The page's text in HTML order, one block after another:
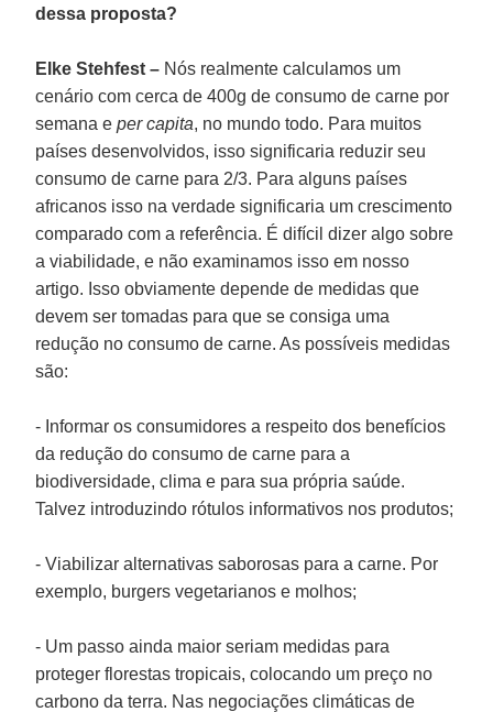
dessa proposta?
Elke Stehfest – Nós realmente calculamos um
cenário com cerca de 400g de consumo de carne por
semana eper capita, no mundo todo. Para muitos
países desenvolvidos, isso significaria reduzir seu
consumo de carne para 2/3. Para alguns países
africanos isso na verdade significaria um crescimento
comparado com a referência. É difícil dizer algo sobre
a viabilidade, e não examinamos isso em nosso
artigo. Isso obviamente depende de medidas que
devem ser tomadas para que se consiga uma
redução no consumo de carne. As possíveis medidas
são:
- Informar os consumidores a respeito dos benefícios
da redução do consumo de carne para a
biodiversidade, clima e para sua própria saúde.
Talvez introduzindo rótulos informativos nos produtos;
- Viabilizar alternativas saborosas para a carne. Por
exemplo, burgers vegetarianos e molhos;
- Um passo ainda maior seriam medidas para
proteger florestas tropicais, colocando um preço no
carbono da terra. Nas negociações climáticas de